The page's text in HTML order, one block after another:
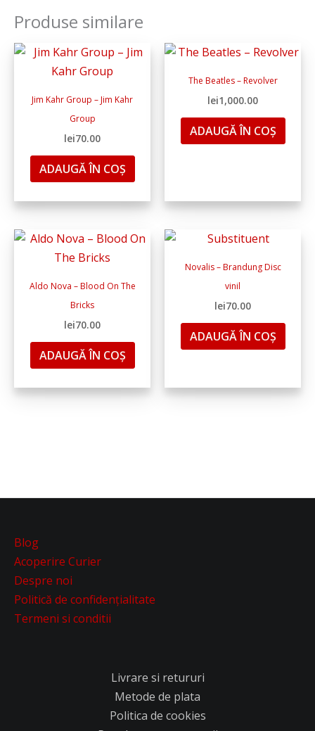
Produse similare
Jim Kahr Group – Jim Kahr
Group
lei70.00
ADAUGĂ ÎN COȘ
The Beatles ‎– Revolver
lei1,000.00
ADAUGĂ ÎN COȘ
Aldo Nova ‎– Blood On The
Bricks
lei70.00
ADAUGĂ ÎN COȘ
Novalis – Brandung Disc
vinil
lei70.00
ADAUGĂ ÎN COȘ
Blog
Acoperire Curier
Despre noi
Politică de confidențialitate
Termeni si conditii
Livrare si retururi
Metode de plata
Politica de cookies